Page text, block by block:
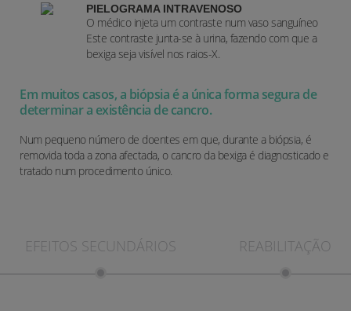
PIELOGRAMA INTRAVENOSO
O médico injeta um contraste num vaso sanguíneo
Este contraste junta-se à urina, fazendo com que a
bexiga seja visível nos raios-X.
Em muitos casos, a biópsia é a única forma segura de
determinar a existência de cancro.
Num pequeno número de doentes em que, durante a biópsia, é
removida toda a zona afectada, o cancro da bexiga é diagnosticado e
tratado num procedimento único.
EFEITOS SECUNDÁRIOS REABILITAÇÃO